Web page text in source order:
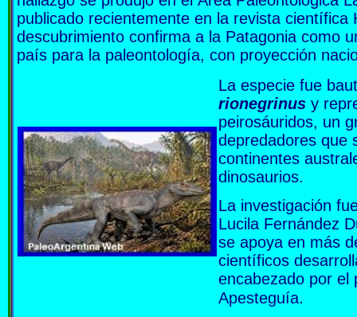
publicado recientemente en la revista científica
descubrimiento confirma a la Patagonia como
país para la paleontología, con proyección
La especie fue
rionegrinus y
peirosáuridos, un
depredadores que
continentes
dinosaurios.
La investigación
Lucila Fernández
se apoya en más
científicos
encabezado por el
Apesteguía.